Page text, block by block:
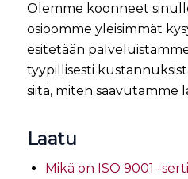
Olemme koonneet
osioomme yleisimmät
esitetään
tyypillisesti
siitä, miten saavutamme
Laatu
Mikä on ISO 9001 -